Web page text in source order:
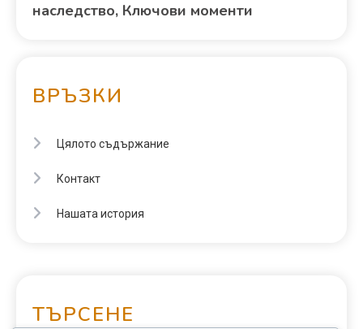
наследство, Ключови моменти
ВРЪЗКИ
Цялото съдържание
Контакт
Нашата история
ТЪРСЕНЕ